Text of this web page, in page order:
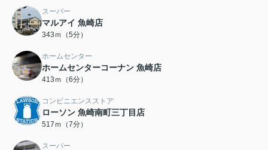
スーパー
マルアイ 魚崎店
343ｍ（5分）
ホームセンター
ホームセンターコーナン 魚崎店
413ｍ（6分）
コンビニエンスストア
ローソン 魚崎南町三丁目店
517ｍ（7分）
スーパー